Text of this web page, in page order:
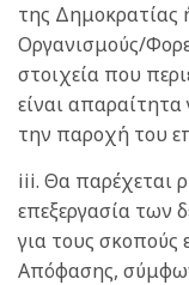
της Δημοκρατίας
Οργανισμούς/
στοιχεία που
είναι απαραίτητα
την παροχή του
iii. Θα παρέχεται
επεξεργασία των
για τους
Απόφασης,